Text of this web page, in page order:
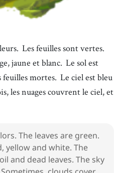
Les feuilles sont vertes.
jaune et blanc. Le sol est
feuilles mortes. Le ciel est bleu
les nuages couvrent le ciel, et
The leaves are green.
yellow and white. The
and dead leaves. The sky